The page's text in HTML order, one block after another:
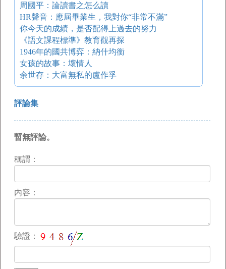
周國平：論讀書之怎么讀
HR聲音：應屆畢業生，我對你“非常不滿”
你今天的成績，是否配得上過去的努力
《語文課程標準》教育觀再探
1946年的國共博弈：納什均衡
女孩的故事：壞情人
余世存：大富無私的盧作孚
評論集
暫無評論。
稱謂：
内容：
驗證：